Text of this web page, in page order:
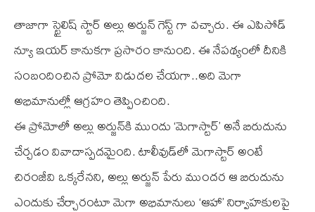
తాజాగా స్టైలిష్ స్టార్ అల్లు అర్జున్ గెస్ట్ గా వచ్చారు. ఈ ఎపిసోడ్
న్యూ ఇయర్ కానుకగా ప్రసారం కానుంది. ఈ నేపథ్యంలో దీనికి
సంబందించిన ప్రోమో విడుదల చేయగా..అది మెగా
అభిమానుల్లో ఆగ్రహం తెప్పించింది.
ఈ ప్రోమోలో అల్లు అర్జున్‌కి ముందు ‘మెగాస్టార్’ అనే బిరుదును
చేర్చడం వివాదాస్పదమైంది. టాలీవుడ్‌లో మెగాస్టార్ అంటే
చిరంజీవి ఒక్కరేనని, అల్లు అర్జున్ పేరు ముందర ఆ బిరుదును
ఎందుకు చేర్చారంటూ మెగా అభిమానులు ‘ఆహా’ నిర్వాహకులపై